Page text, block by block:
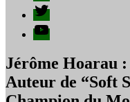
Twitter
YouTube
Jérôme Hoarau
Auteur de “Soft